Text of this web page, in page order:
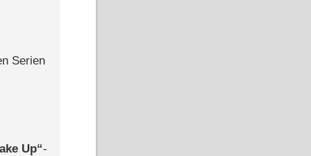
Serien
Up -